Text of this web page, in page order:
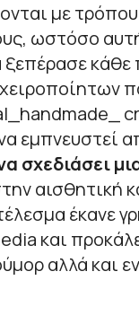
με
ωστόσο
κάθε
εμπνευστεί
σχεδιάσει
αισθητική
έκανε
και
αλλά και